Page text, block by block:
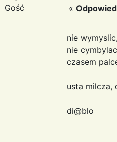
Gość
«
nie
nie
czasem
usta milcza,
di@blo